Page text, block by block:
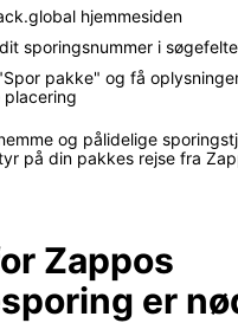
hjemmesiden
sporingsnummer i
pakke" og få
placering
og pålidelige
på din pakkes rejse fra
Zappos
er